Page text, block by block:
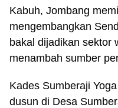
Kabuh, Jombang
mengembangkan
bakal dijadikan sektor
menambah sumber
Kades Sumberaji
dusun di Desa